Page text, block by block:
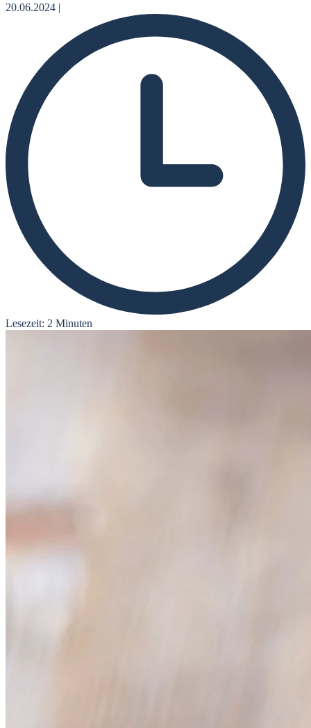
20.06.2024 |
Lesezeit: 2 Minuten